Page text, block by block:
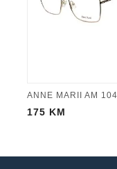
ANNE MARII AM
175 KM